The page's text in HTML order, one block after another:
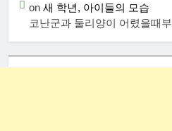
on 새 학년, 아이들의 모습
코난군과 둘리양이 어렸을때